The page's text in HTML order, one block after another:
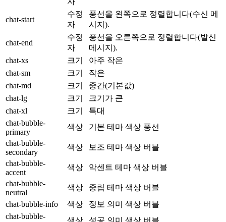
chat-start
수정
자
풍선을 왼쪽으로 정렬합니다(수신 메
시지).
chat-end
수정
자
풍선을 오른쪽으로 정렬합니다(발신
메시지).
chat-xs
크기
아주 작은
chat-sm
크기
작은
chat-md
크기
중간(기본값)
chat-lg
크기
크기가 큰
chat-xl
크기
특대
chat-bubble-
primary
색상
기본 테마 색상 풍선
chat-bubble-
secondary
색상
보조 테마 색상 버블
chat-bubble-
accent
색상
악센트 테마 색상 버블
chat-bubble-
neutral
색상
중립 테마 색상 버블
chat-bubble-info
색상
정보 의미 색상 버블
chat-bubble-
색상 성공 의미 색상 버블